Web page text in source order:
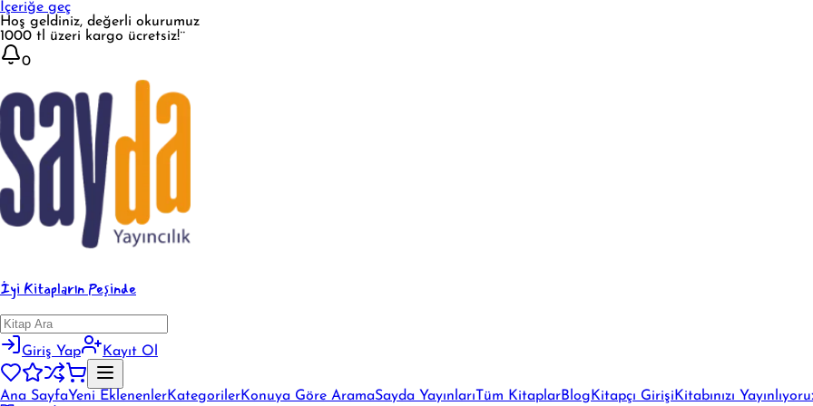
İçeriğe geç
Hoş geldiniz, değerli okurumuz
1000 tl üzeri kargo ücretsiz!¨
0
İyi Kitapların Peşinde
Giriş Yap Kayıt Ol
Ana SayfaYeni EklenenlerKategorilerKonuya Göre AramaSayda Yayınları Tüm KitaplarBlog Kitapçı Girişi Kitabınızı